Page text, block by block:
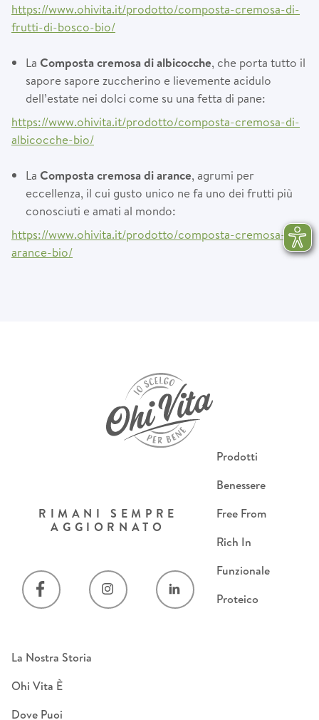
https://www.ohivita.it/prodotto/composta-cremosa-di-
frutti-di-bosco-bio/
La Composta cremosa di albicocche, che porta tutto il
sapore sapore zuccherino e lievemente acidulo
dell’estate nei dolci come su una fetta di pane:
https://www.ohivita.it/prodotto/composta-cremosa-di-
albicocche-bio/
La Composta cremosa di arance, agrumi per
eccellenza, il cui gusto unico ne fa uno dei frutti più
conosciuti e amati al mondo:
https://www.ohivita.it/prodotto/composta-cremosa-di-
arance-bio/
Prodotti
Benessere
Free From
Rich In
Funzionale
Proteico
La Nostra Storia
Ohi Vita È
Dove Puoi
RIMANI SEMPRE
AGGIORNATO